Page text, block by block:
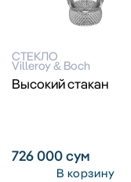
СТЕКЛО
Villeroy & Boch
Высокий стакан
726 000сум
В корзину